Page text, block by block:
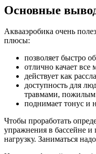
Основные
Аквааэробика очень
плюсы:
позволяет быстро
отлично качает
действует как
доступность для
травмами,
поднимает тонус и
Чтобы проработать
упражнения в бассейне
нагрузку. Заниматься